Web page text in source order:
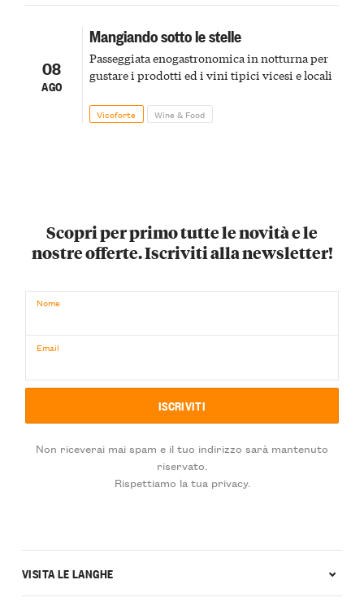
08
AGO
Mangiando sotto le stelle
Passeggiata enogastronomica in notturna per
gustare i prodotti ed i vini tipici vicesi e locali
Vicoforte Wine & Food
Scopri per primo tutte le novità e le
nostre offerte. Iscriviti alla newsletter!
Nome
Email
Non riceverai mai spam e il tuo indirizzo sarà mantenuto
riservato.
Rispettiamo la tua privacy.
VISITA LE LANGHE